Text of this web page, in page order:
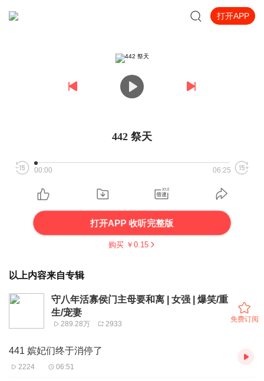
打开APP
442 祭天
00:00 06:25
打开APP 收听完整版
购买 ￥ 0.15
以上内容来自专辑
守八年活寡侯门主母要和离 | 女强 | 爆笑/重
生/宠妻
289.28万 2933
免费订阅
441 嫔妃们终于消停了
2224 06:51